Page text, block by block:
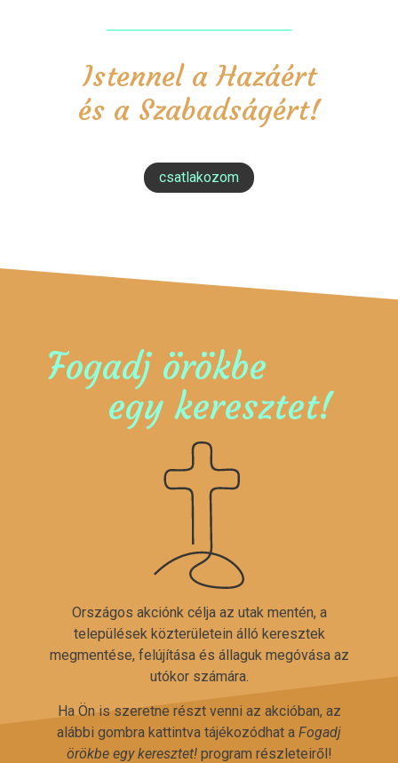
Istennel a Hazáért
és a Szabadságért!
csatlakozom
Fogadj örökbe
egy keresztet!
Országos akciónk célja az utak mentén, a
települések közterületein álló keresztek
megmentése, felújítása és állaguk megóvása az
utókor számára.
Ha Ön is szeretne részt venni az akcióban, az
alábbi gombra kattintva tájékozódhat a Fogadj
örökbe egy keresztet!program részleteiről!